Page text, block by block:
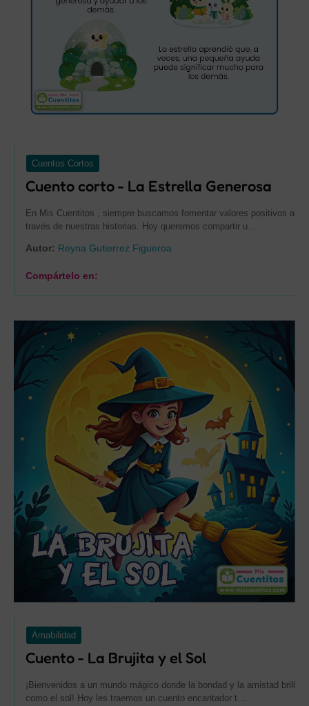
Cuentos Cortos
Cuento corto - La Estrella Generosa
En Mis Cuentitos , siempre buscamos fomentar valores positivos a
través de nuestras historias. Hoy queremos compartir u…
Autor: Reyna Gutierrez Figueroa
Compártelo en:
Amabilidad
Cuento - La Brujita y el Sol
¡Bienvenidos a un mundo mágico donde la bondad y la amistad brillan
como el sol! Hoy les traemos un cuento encantador t…